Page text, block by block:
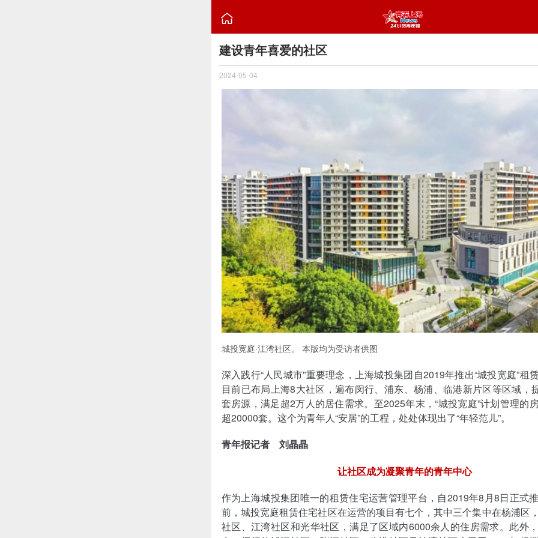

建设青年喜爱的社区
2024-05-04
城投宽庭·江湾社区。 本版均为受访者供图
深入践行“人民城市”重要理念，上海城投集团自2019年推出“城投宽庭”租
目前已布局上海8大社区，遍布闵行、浦东、杨浦、临港新片区等区域，
套房源，满足超2万人的居住需求。至2025年末，“城投宽庭”计划管理的
超20000套。这个为青年人“安居”的工程，处处体现出了“年轻范儿”。
青年报记者 刘晶晶
让社区成为凝聚青年的青年中心
作为上海城投集团唯一的租赁住宅运营管理平台，自2019年8月8日正式
前，城投宽庭租赁住宅社区在运营的项目有七个，其中三个集中在杨浦区
社区、江湾社区和光华社区，满足了区域内6000余人的住房需求。此外